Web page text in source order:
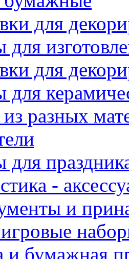
для
для
для
для
разных
для
-
и
и бумажная